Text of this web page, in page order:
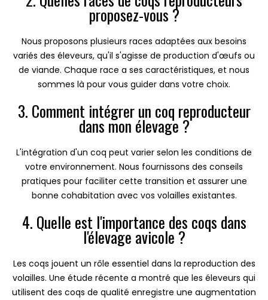
proposez-vous ?
Nous proposons plusieurs races adaptées aux besoins
variés des éleveurs, qu'il s'agisse de production d'œufs ou
de viande. Chaque race a ses caractéristiques, et nous
sommes là pour vous guider dans votre choix.
3. Comment intégrer un coq reproducteur
dans mon élevage ?
L'intégration d'un coq peut varier selon les conditions de
votre environnement. Nous fournissons des conseils
pratiques pour faciliter cette transition et assurer une
bonne cohabitation avec vos volailles existantes.
4. Quelle est l'importance des coqs dans
l'élevage avicole ?
Les coqs jouent un rôle essentiel dans la reproduction des
volailles. Une étude récente a montré que les éleveurs qui
utilisent des coqs de qualité enregistre une augmentation